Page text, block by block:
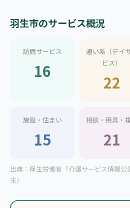
羽生市のサービス概況
訪問サービス
16
通い系（デイ
ビス）
22
施設・住まい
15
相談・用具・
21
出典：厚生労働省「介護サービス情報公
末）